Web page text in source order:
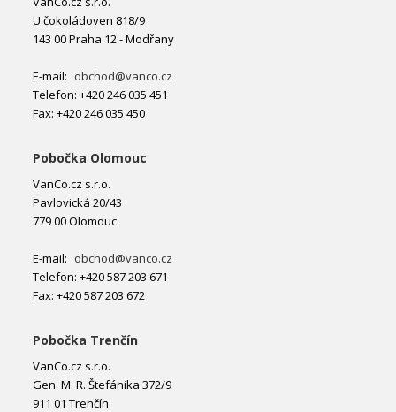
U čokoládoven 818/9
143 00 Praha 12 - Modřany
E-mail: obchod@vanco.cz
Telefon: +420 246 035 451
Fax: +420 246 035 450
Pobočka Olomouc
VanCo.cz s.r.o.
Pavlovická 20/43
779 00 Olomouc
E-mail: obchod@vanco.cz
Telefon: +420 587 203 671
Fax: +420 587 203 672
Pobočka Trenčín
VanCo.cz s.r.o.
Gen. M. R. Štefánika 372/9
911 01 Trenčín